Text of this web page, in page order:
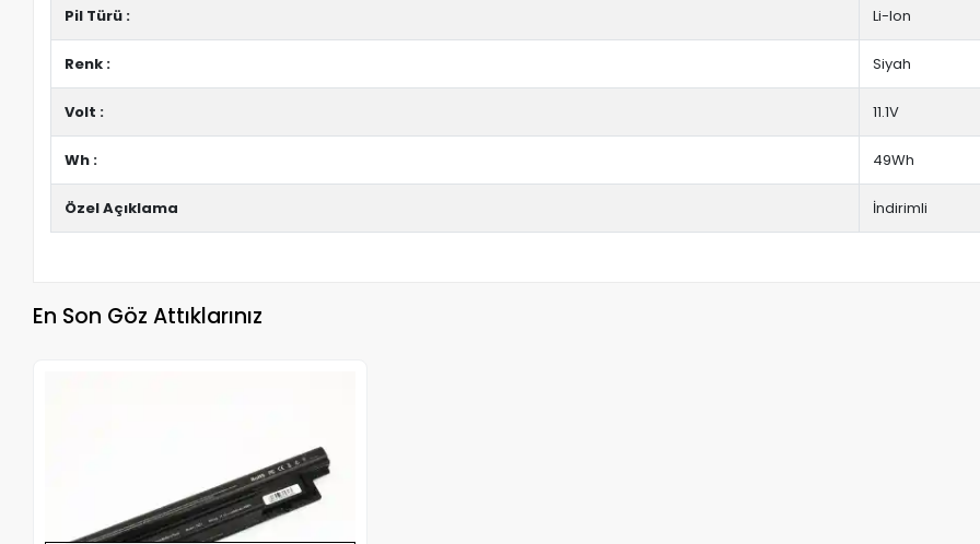
Pil Türü : Li-Ion
Renk : Siyah
Volt : 11.1V
Wh : 49Wh
Özel Açıklama İndirimli
En Son Göz Attıklarınız